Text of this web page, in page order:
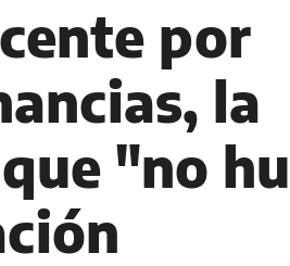
por
la
"no